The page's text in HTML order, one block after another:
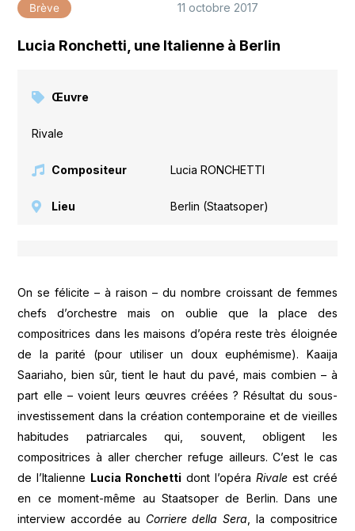
Brève 11 octobre 2017
Lucia Ronchetti, une Italienne à Berlin
Œuvre
Rivale
Compositeur Lucia RONCHETTI
Lieu Berlin (Staatsoper)
On se félicite – à raison – du nombre croissant de femmes
chefs d’orchestre mais on oublie que la place des
compositrices dans les maisons d’opéra reste très éloignée
de la parité (pour utiliser un doux euphémisme). Kaaija
Saariaho, bien sûr, tient le haut du pavé, mais combien – à
part elle – voient leurs œuvres créées ? Résultat du sous-
investissement dans la création contemporaine et de vieilles
habitudes patriarcales qui, souvent, obligent les
compositrices à aller chercher refuge ailleurs. C’est le cas
de l’Italienne Lucia Ronchetti dont l’opéra Rivaleest créé
en ce moment-même au Staatsoper de Berlin. Dans une
interview accordée au Corriere della Sera , la compositrice